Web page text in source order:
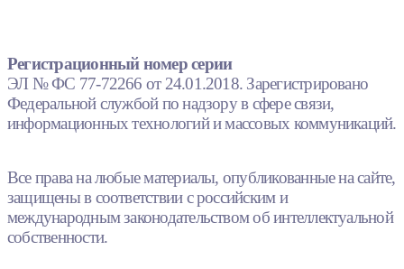
Регистрационный номер серии
ЭЛ № ФС 77-72266 от 24.01.2018. Зарегистрировано
Федеральной службой по надзору в сфере связи,
информационных технологий и массовых коммуникаций.
Все права на любые материалы, опубликованные на сайте,
защищены в соответствии с российским и
международным законодательством об интеллектуальной
собственности.